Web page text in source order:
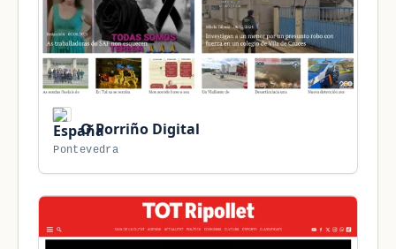
O Porriño Digital
Pontevedra